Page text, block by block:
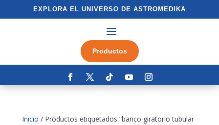
EXPLORA EL UNIVERSO DE ASTROMEDIKA
Productos
Inicio / Productos etiquetados “banco giratorio tubular